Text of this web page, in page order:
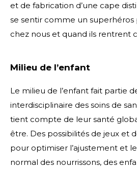
et de fabrication d’une cape
se sentir comme un
chez nous et quand ils rentrent
Milieu de l’enfant
Le milieu de l’enfant fait partie
interdisciplinaire des soins de
tient compte de leur santé
être. Des possibilités de jeux et
pour optimiser l’ajustement et
normal des nourrissons, des